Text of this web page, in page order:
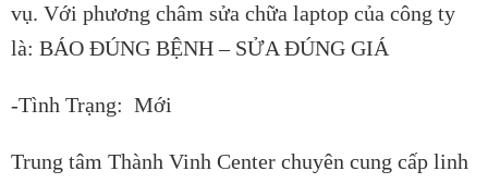
vụ. Với phương châm sửa chữa laptop của công ty
là: BÁO ĐÚNG BỆNH – SỬA ĐÚNG GIÁ
-Tình Trạng: Mới
Trung tâm Thành Vinh Center chuyên cung cấp linh